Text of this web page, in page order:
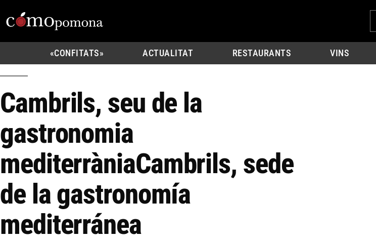
«CONFITATS» ACTUALITAT RESTAURANTS VINS
Cambrils, seu de la
gastronomia
mediterràniaCambrils, sede
de la gastronomía
mediterránea